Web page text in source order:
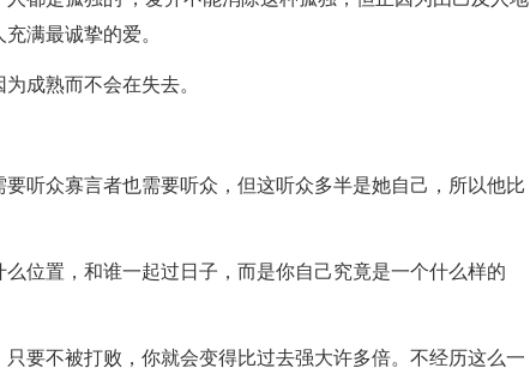
满最诚挚的爱。
成熟而不会在失去。
听众寡言者也需要听众，但这听众多半是她自己，所以他比
位置，和谁一起过日子，而是你自己究竟是一个什么样的
要不被打败，你就会变得比过去强大许多倍。不经历这么一